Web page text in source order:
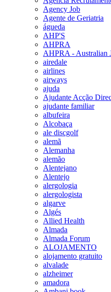
Agency Job
Agente de Geriatria
águeda
AHP'S
AHPRA
AHPRA - Australian
airedale
airlines
airways
ajuda
Ajudante Acção
ajudante familiar
albufeira
Alcobaça
ale discgolf
alemã
Alemanha
alemão
Alentejano
Alentejo
alergologia
alergologista
algarve
Algés
Allied Health
Almada
Almada Forum
ALOJAMENTO
alojamento gratuito
alvalade
alzheimer
amadora